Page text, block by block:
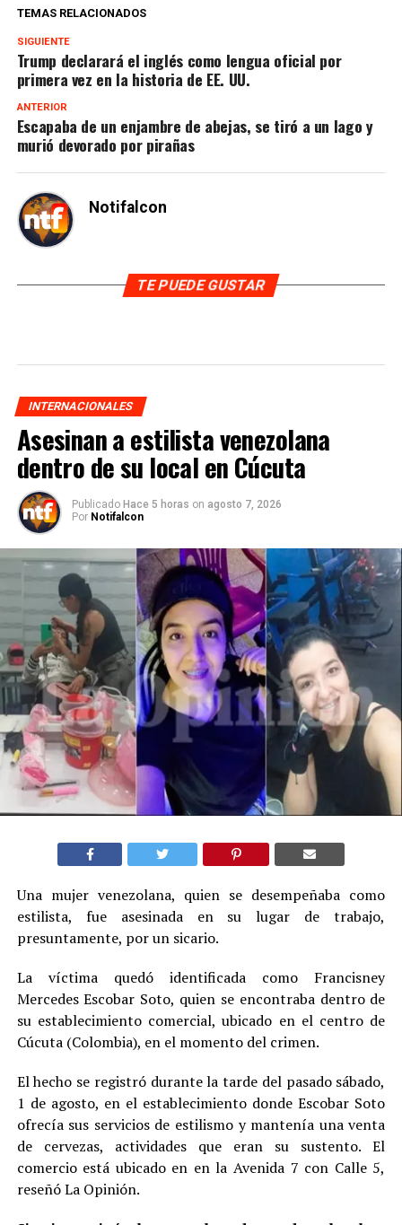
TEMAS RELACIONADOS
SIGUIENTE
Trump declarará el inglés como lengua oficial por
primera vez en la historia de EE. UU.
ANTERIOR
Escapaba de un enjambre de abejas, se tiró a un lago y
murió devorado por pirañas
Notifalcon
TE PUEDE GUSTAR
INTERNACIONALES
Asesinan a estilista venezolana
dentro de su local en Cúcuta
Publicado Hace 5 horas on agosto 7, 2026
Por Notifalcon
Una mujer venezolana, quien se desempeñaba como
estilista, fue asesinada en su lugar de trabajo,
presuntamente, por un sicario.
La víctima quedó identificada como Francisney
Mercedes Escobar Soto, quien se encontraba dentro de
su establecimiento comercial, ubicado en el centro de
Cúcuta (Colombia), en el momento del crimen.
El hecho se registró durante la tarde del pasado sábado,
1 de agosto, en el establecimiento donde Escobar Soto
ofrecía sus servicios de estilismo y mantenía una venta
de cervezas, actividades que eran su sustento. El
comercio está ubicado en en la Avenida 7 con Calle 5,
reseñó La Opinión.